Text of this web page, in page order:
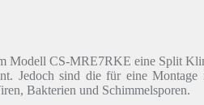
Modell CS-MRE7RKE eine Split
Jedoch sind die für eine
Bakterien und Schimmelsporen.